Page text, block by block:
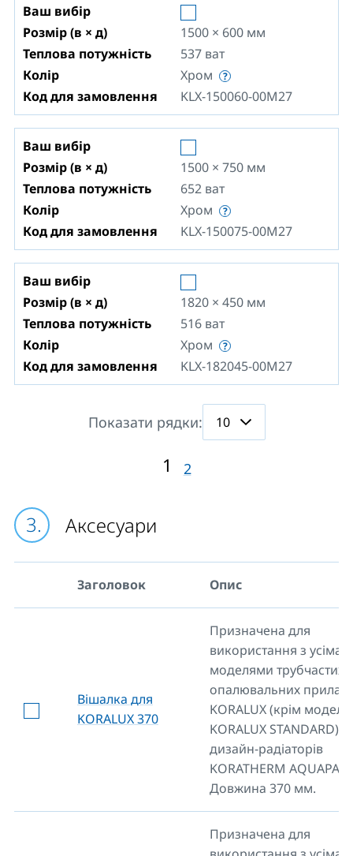
Ваш вибір
Розмір (в × д)
1500 × 600 мм
Теплова потужність
537 ват
Колір
Хром
Код для замовлення
KLX-150060-00M27
Ваш вибір
Розмір (в × д)
1500 × 750 мм
Теплова потужність
652 ват
Колір
Хром
Код для замовлення
KLX-150075-00M27
Ваш вибір
Розмір (в × д)
1820 × 450 мм
Теплова потужність
516 ват
Колір
Хром
Код для замовлення
KLX-182045-00M27
Показати рядки:
1 2
Аксесуари
Заголовок Опис
Вішалка для
KORALUX 370
Призначена для
використання з усіма
моделями трубчастих
опалювальних
KORALUX (крім моделі
KORALUX STANDARD)
дизайн-радіаторів
KORATHERM
Довжина 370 мм.
Призначена для